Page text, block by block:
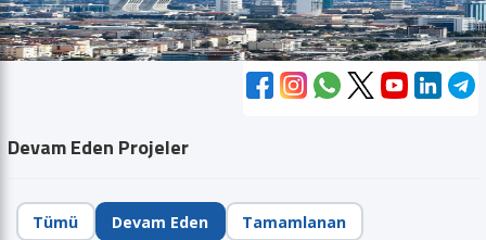
Devam Eden Projeler
Tümü Devam Eden Tamamlanan